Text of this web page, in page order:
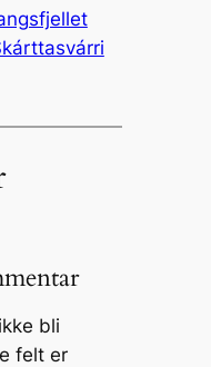
bli
felt er